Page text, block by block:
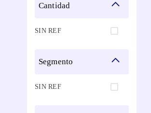
cantidad
SIN REF
segmento
SIN REF